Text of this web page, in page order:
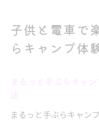
験の始め方
まるっと手
に最適な理由
子供と電車で
らキャンプ体
まるっと手ぶらキャン